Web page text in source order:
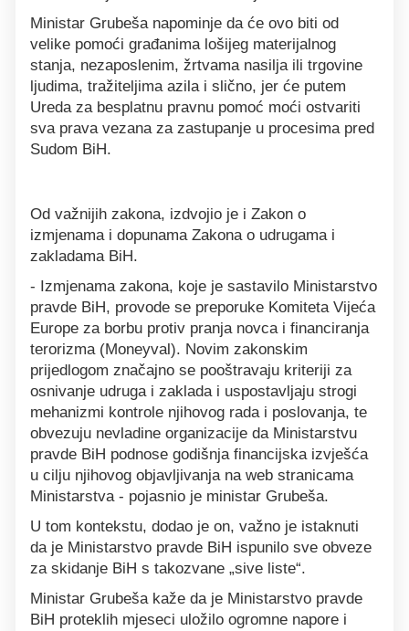
Ministar Grubeša napominje da će ovo biti od
velike pomoći građanima lošijeg materijalnog
stanja, nezaposlenim, žrtvama nasilja ili trgovine
ljudima, tražiteljima azila i slično, jer će putem
Ureda za besplatnu pravnu pomoć moći ostvariti
sva prava vezana za zastupanje u procesima pred
Sudom BiH.
Od važnijih zakona, izdvojio je i Zakon o
izmjenama i dopunama Zakona o udrugama i
zakladama BiH.
- Izmjenama zakona, koje je sastavilo Ministarstvo
pravde BiH, provode se preporuke Komiteta Vijeća
Europe za borbu protiv pranja novca i financiranja
terorizma (Moneyval). Novim zakonskim
prijedlogom značajno se pooštravaju kriteriji za
osnivanje udruga i zaklada i uspostavljaju strogi
mehanizmi kontrole njihovog rada i poslovanja, te
obvezuju nevladine organizacije da Ministarstvu
pravde BiH podnose godišnja financijska izvješća
u cilju njihovog objavljivanja na web stranicama
Ministarstva - pojasnio je ministar Grubeša.
U tom kontekstu, dodao je on, važno je istaknuti
da je Ministarstvo pravde BiH ispunilo sve obveze
za skidanje BiH s takozvane „sive liste“.
Ministar Grubeša kaže da je Ministarstvo pravde
BiH proteklih mjeseci uložilo ogromne napore i